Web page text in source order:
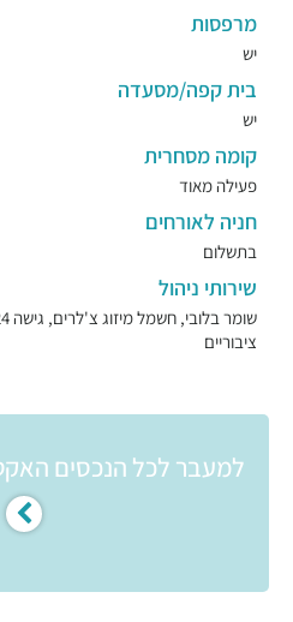
מרפסות
יש
בית קפה/מסעדה
יש
קומה מסחרית
פעילה מאוד
חניה לאורחים
בתשלום
שירותי ניהול
ציבוריים
למעבר לכל הנכסים